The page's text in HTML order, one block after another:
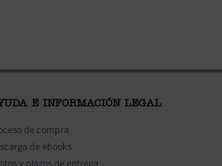
E INFORMACIÓN LEGAL
de compra
de ebooks
y plazos de entrega